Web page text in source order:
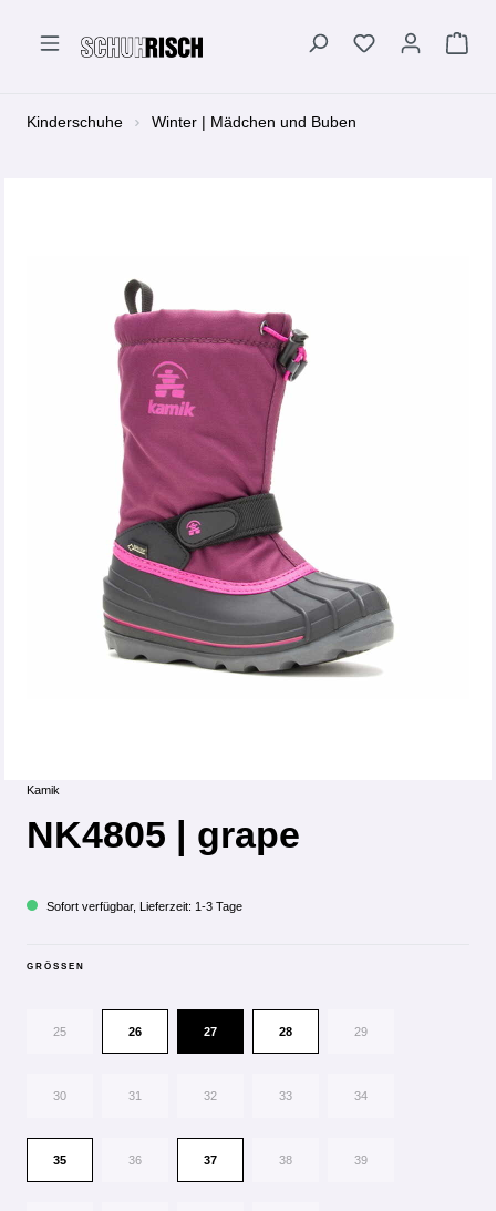
Kinderschuhe Winter | Mädchen und Buben
Kamik
NK4805 | grape
Sofort verfügbar, Lieferzeit: 1-3 Tage
GRÖSSEN
25 26 27 28 29
30 31 32 33 34
35 36 37 38 39